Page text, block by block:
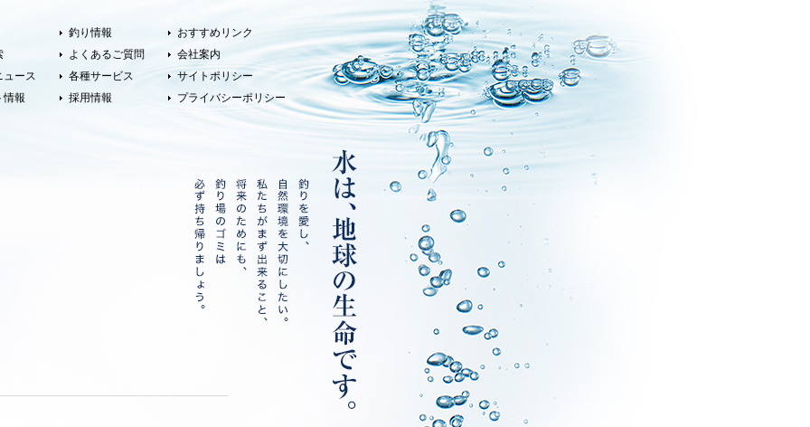
ュース
情報
釣り情報
よくあるご質問
各種サービス
採用情報
おすすめリンク
会社案内
サイトポリシー
プライバシーポリシー